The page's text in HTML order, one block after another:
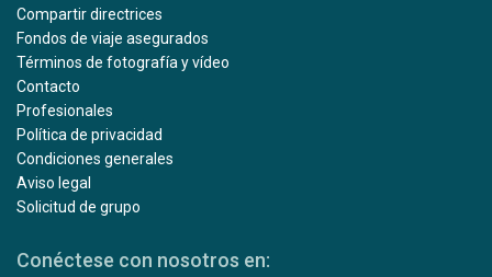
Compartir directrices
Fondos de viaje asegurados
Términos de fotografía y vídeo
Contacto
Profesionales
Política de privacidad
Condiciones generales
Aviso legal
Solicitud de grupo
Conéctese con nosotros en: